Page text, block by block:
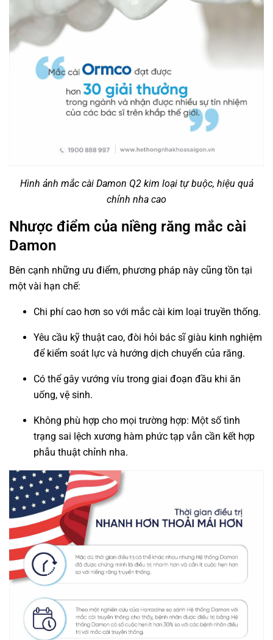
Hình ảnh mắc cài Damon Q2 kim loại tự buộc, hiệu quả
chỉnh nha cao
Nhược điểm của niềng răng mắc cài
Damon
Bên cạnh những ưu điểm, phương pháp này cũng tồn tại
một vài hạn chế:
Chi phí cao hơn so với mắc cài kim loại truyền thống.
Yêu cầu kỹ thuật cao, đòi hỏi bác sĩ giàu kinh nghiệm
để kiểm soát lực và hướng dịch chuyển của răng.
Có thể gây vướng víu trong giai đoạn đầu khi ăn
uống, vệ sinh.
Không phù hợp cho mọi trường hợp: Một số tình
trạng sai lệch xương hàm phức tạp vẫn cần kết hợp
phẫu thuật chỉnh nha.